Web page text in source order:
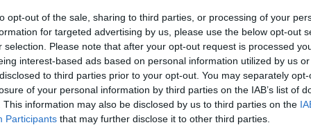
opt-out of the sale, sharing to third parties, or processing of your
for targeted advertising by us, please use the below opt-out
selection. Please note that after your opt-out request is processed
interest-based ads based on personal information utilized by us
to third parties prior to your opt-out. You may separately
of your personal information by third parties on the IAB’s list of
This information may also be disclosed by us to third parties on the
Participants that may further disclose it to other third parties.
άξονες, βραδύστροφους επιφανειακούς αεριστές (δύο
από το Κέντρο Ελέγχου ή και αυτόματα με τη μεταβολή της
υπερχειλιστού με βάση την ένδειξη του διαλυμένου οξυγόνου από τα
Το σύστημα είναι σε θέση να επιτύχει με τη διαδικασία της
(2ο) μερισμού και ισοκατανομής της παροχής σε δύο Δεξαμενές
διαμέτρου 30m και όγκου κάθε μίας 1.800 m3. Αντλιοστάσιο
ημερήσιας παροχής των λυμάτων, μέχρι το 1ο φρεάτιο